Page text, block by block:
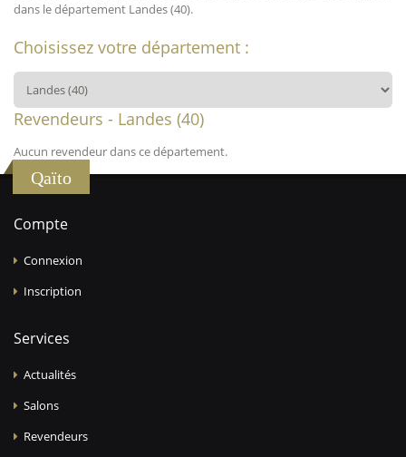
dans le département Landes (40).
Choisissez votre département :
Revendeurs - Landes (40)
Aucun revendeur dans ce département.
Qaïto
Compte
Connexion
Inscription
Services
Actualités
Salons
Revendeurs